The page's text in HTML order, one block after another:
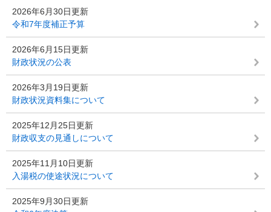
2026年6月30日更新
令和7年度補正予算
2026年6月15日更新
財政状況の公表
2026年3月19日更新
財政状況資料集について
2025年12月25日更新
財政収支の見通しについて
2025年11月10日更新
入湯税の使途状況について
2025年9月30日更新